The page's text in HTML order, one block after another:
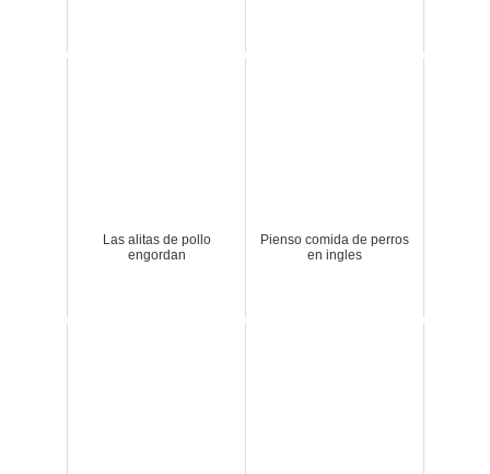
Las alitas de pollo
engordan
Pienso comida de perros
en ingles